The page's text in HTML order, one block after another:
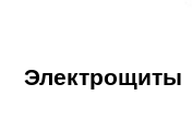
Электрощиты